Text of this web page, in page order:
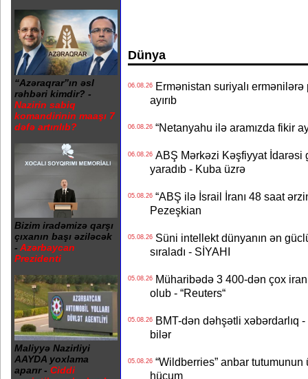
“Azəraqrar”ın əsl
rəhbəri kimdir? -
Nazirin sabiq
komandirinin maaşı 7
dəfə artırılıb?
Bizim iradəmizə qarşı
çıxanın başı əziləcək
- Azərbaycan
Prezidenti
Maliyyə Nazirliyi
AAYDA yoxlama
aparır - Ciddi
Dünya
06.08.26Ermənistan suriyalı ermənilərə
ayırıb
06.08.26“Netanyahu ilə aramızda fikir
06.08.26ABŞ Mərkəzi Kəşfiyyat İdarəsi
yaradıb - Kuba üzrə
05.08.26“ABŞ ilə İsrail İranı 48 saat
Pezeşkian
05.08.26Süni intellekt dünyanın ən
sıraladı - SİYAHI
05.08.26Müharibədə 3 400-dən çox
olub - “Reuters“
05.08.26BMT-dən dəhşətli xəbərdarlıq
bilər
05.08.26“Wildberries” anbar tutumunun
hücum